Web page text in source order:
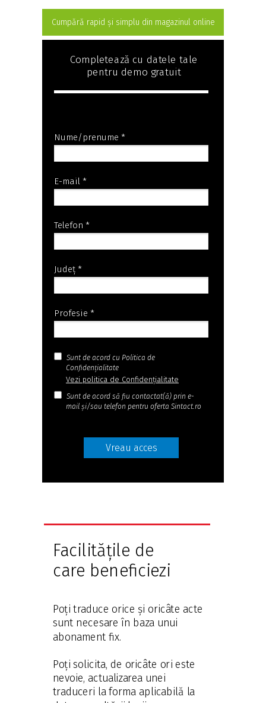
Poți traduce orice și oricâte acte
sunt necesare în baza unui
abonament fix.
Poți solicita, de oricâte ori este
nevoie, actualizarea unei
traduceri la forma aplicabilă la
Facilitățile de
care beneficiezi
Nume/prenume *
E-mail *
Telefon *
Județ *
Profesie *
Sunt de acord cu Politica de
Confidențialitate
Sunt de acord să fiu contactat(ă) prin e-
mail și/sau telefon pentru oferta Sintact.ro
Vreau acces
Completează cu datele tale
pentru demo gratuit
Vezi politica de Confidențialitate
Cumpără rapid și simplu din magazinul online